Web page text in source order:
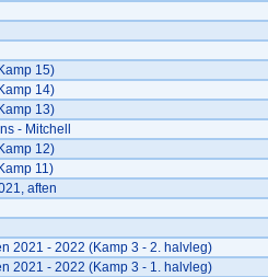
15)
14)
13)
- Mitchell
12)
11)
aften
2021 - 2022 (Kamp 3 - 2. halvleg)
2021 - 2022 (Kamp 3 - 1. halvleg)